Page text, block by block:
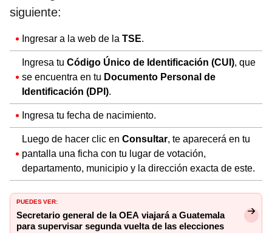
siguiente:
Ingresar a la web de la TSE.
Ingresa tu Código Único de Identificación (CUI), que
se encuentra en tu Documento Personal de
Identificación (DPI).
Ingresa tu fecha de nacimiento.
Luego de hacer clic en Consultar, te aparecerá en tu
pantalla una ficha con tu lugar de votación,
departamento, municipio y la dirección exacta de este.
PUEDES VER:
Secretario general de la OEA viajará a Guatemala
para supervisar segunda vuelta de las elecciones